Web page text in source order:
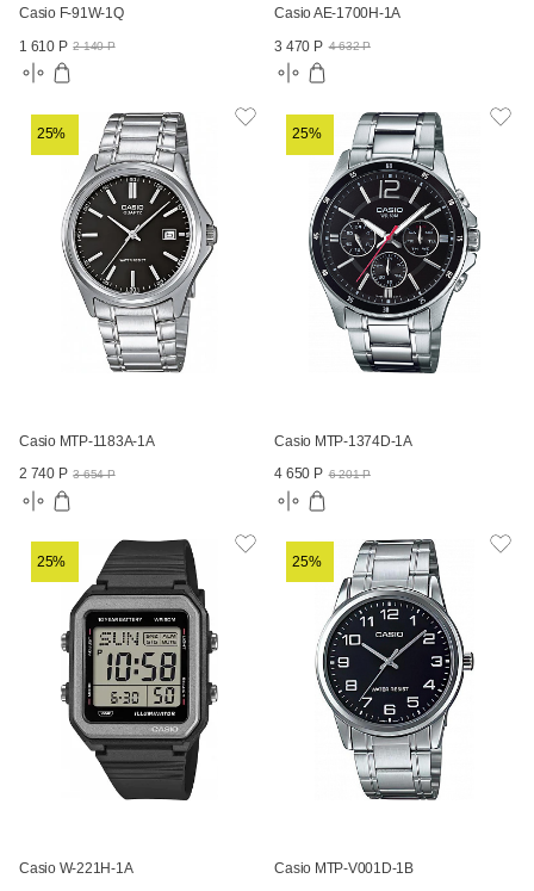
Casio F-91W-1Q
1 610 Р 2 140 Р
Casio AE-1700H-1A
3 470 Р 4 632 Р
25%
Casio MTP-1183A-1A
2 740 Р 3 654 Р
25%
Casio MTP-1374D-1A
4 650 Р 6 201 Р
25%
Casio W-221H-1A
25%
Casio MTP-V001D-1B